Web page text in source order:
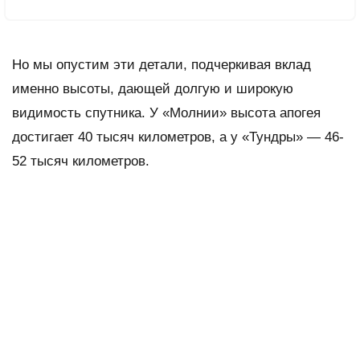
Но мы опустим эти детали, подчеркивая вклад
именно высоты, дающей долгую и широкую
видимость спутника. У «Молнии» высота апогея
достигает 40 тысяч километров, а у «Тундры» — 46-
52 тысяч километров.